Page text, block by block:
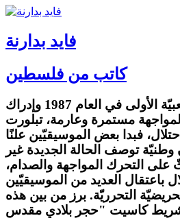
فايد بدارنة
كاتب من فلسطين
مع بداية الانتفاضة الشعبيّة الأولى في العام 1987 وإدراك
مستمرة وعارمة، تبلورت
فبدا بعض الموسيقيّين علنًا
توصف الحالة الجديدة غير
على التحرك المواجهة والصدام،
باعتقال العديد من الموسيقيّين
التحرريّة. برز من بين هذه